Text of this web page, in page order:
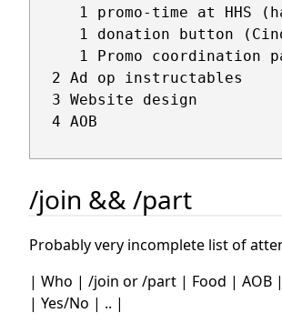
1 promo-time at HHS
1 donation button
1 Promo coordination
  2 Ad op instructables
  3 Website design
  4 AOB
/join && /part
Probably very incomplete list of
| Who | /join or /part | Food | AOB
| Yes/No | .. |